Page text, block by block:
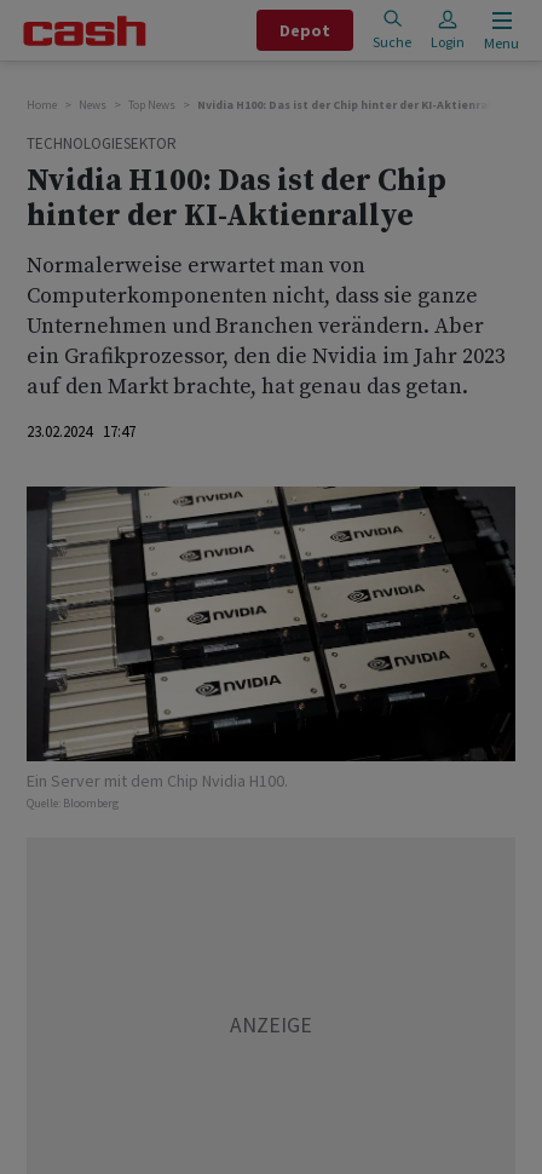
Depot
Suche Login Menu
Home News Top News Nvidia H100: Das ist der Chip hinter der KI-Aktienrallye
TECHNOLOGIESEKTOR
Nvidia H100: Das ist der Chip
hinter der KI-Aktienrallye
Normalerweise erwartet man von
Computerkomponenten nicht, dass sie ganze
Unternehmen und Branchen verändern. Aber
ein Grafikprozessor, den die Nvidia im Jahr 2023
auf den Markt brachte, hat genau das getan.
23.02.2024 17:47
Ein Server mit dem Chip Nvidia H100.
Quelle: Bloomberg